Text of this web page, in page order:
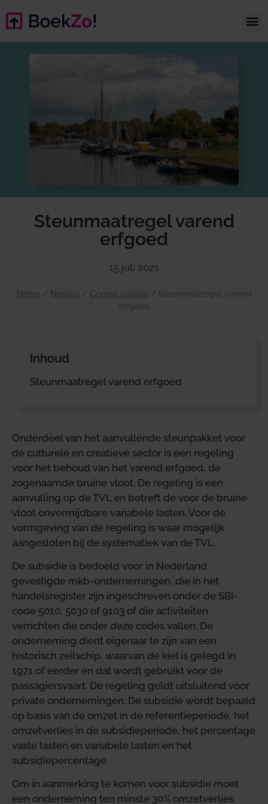
Steunmaatregel varend
erfgoed
15 juli 2021
Home / Nieuws / Corona update / Steunmaatregel varend
erfgoed
Inhoud
Steunmaatregel varend erfgoed
Onderdeel van het aanvullende steunpakket voor
de culturele en creatieve sector is een regeling
voor het behoud van het varend erfgoed, de
zogenaamde bruine vloot. De regeling is een
aanvulling op de TVL en betreft de voor de bruine
vloot onvermijdbare variabele lasten. Voor de
vormgeving van de regeling is waar mogelijk
aangesloten bij de systematiek van de TVL.
De subsidie is bedoeld voor in Nederland
gevestigde mkb-ondernemingen, die in het
handelsregister zijn ingeschreven onder de SBI-
code 5010, 5030 of 9103 of die activiteiten
verrichten die onder deze codes vallen. De
onderneming dient eigenaar te zijn van een
historisch zeilschip, waarvan de kiel is gelegd in
1971 of eerder en dat wordt gebruikt voor de
passagiersvaart. De regeling geldt uitsluitend voor
private ondernemingen. De subsidie wordt bepaald
op basis van de omzet in de referentieperiode, het
omzetverlies in de subsidieperiode, het percentage
vaste lasten en variabele lasten en het
subsidiepercentage.
Om in aanmerking te komen voor subsidie moet
een onderneming ten minste 30% omzetverlies